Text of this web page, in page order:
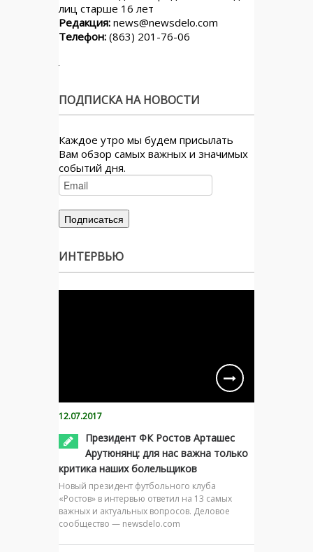
лиц старше 16 лет
Редакция: news@newsdelo.com
Телефон: (863) 201-76-06
ПОДПИСКА НА НОВОСТИ
Каждое утро мы будем присылать
Вам обзор самых важных и значимых
событий дня.
ИНТЕРВЬЮ
12.07.2017
Президент ФК Ростов Арташес
Арутюнянц: для нас важна только
критика наших болельщиков
Новый президент футбольного клуба
«Ростов» в интервью ответил на 13 самых
важных и актуальных вопросов. Деловое
сообщество — newsdelo.com